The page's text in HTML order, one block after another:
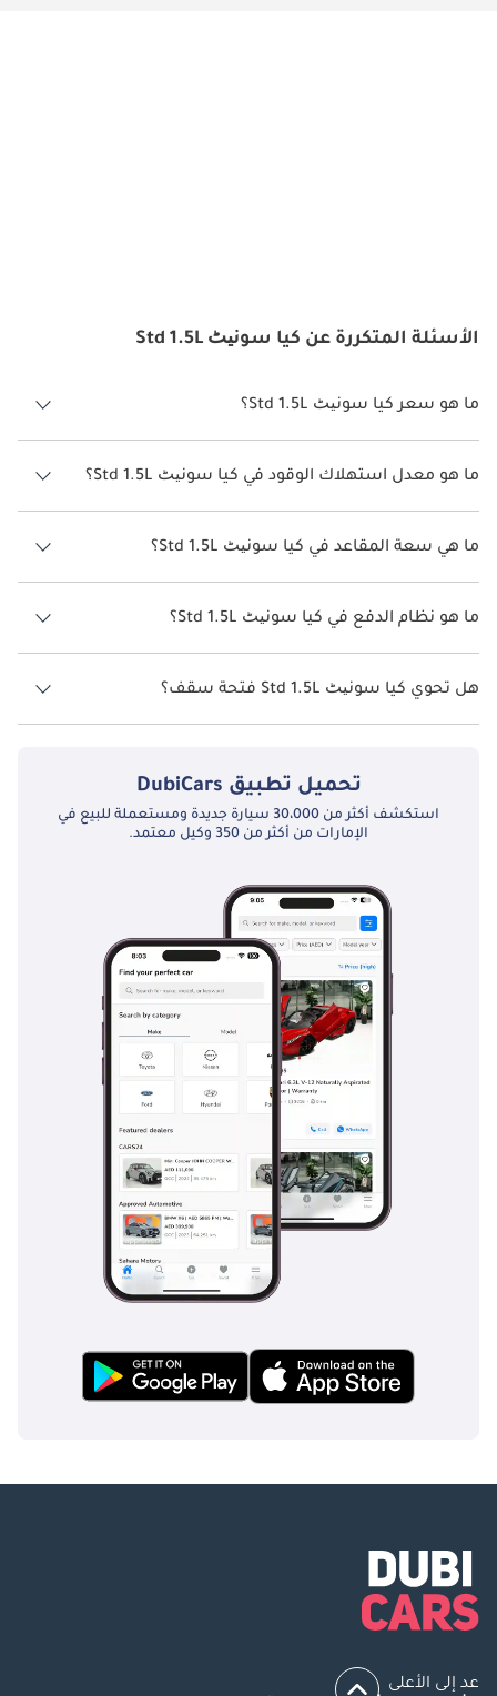
الأسئلة المتكررة عن كيا سونیٹ Std 1.5L
ما هو سعر كيا سونیٹ Std 1.5L؟
ما هو معدل استهلاك الوقود في كيا سونیٹ Std 1.5L؟
يبلغ معدل استهلاك الوقود المقترح من الشركة المصنعة لسيارة كيا
سونیٹ 2026 من 15كم/ليتر.
ما هي سعة المقاعد في كيا سونیٹ Std 1.5L؟
ما هو نظام الدفع في كيا سونیٹ Std 1.5L؟
هل تحوي كيا سونیٹ Std 1.5L فتحة سقف؟
تحميل تطبيق DubiCars
استكشف أكثر من 30،000 سيارة جديدة ومستعملة للبيع في
الإمارات من أكثر من 350 وكيل معتمد.
عد إلى الأعلى